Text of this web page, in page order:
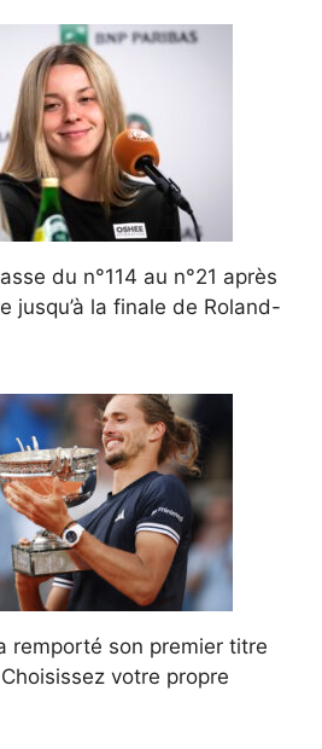
du n°114 au n°21 après
jusqu’à la finale de Roland-
remporté son premier titre
votre propre